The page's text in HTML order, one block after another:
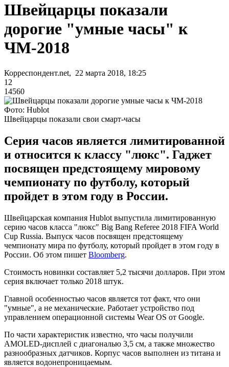
Швейцарцы показали
дорогие "умные часы" к
ЧМ-2018
Корреспондент.net, 22 марта 2018, 18:25
12
14560
Фото: Hublot
Швейцарцы показали свои смарт-часы
Серия часов является лимитированной
и относится к классу "люкс". Гаджет
посвящен предстоящему мировому
чемпионату по футболу, который
пройдет в этом году в России.
Швейцарская компания Hublot выпустила лимитированную
серию часов класса "люкс" Big Bang Referee 2018 FIFA World
Cup Russia. Выпуск часов посвящен предстоящему
чемпионату мира по футболу, который пройдет в этом году в
России. Об этом пишет Bloomberg.
Стоимость новинки составляет 5,2 тысячи долларов. При этом
серия включает только 2018 штук.
Главной особенностью часов является тот факт, что они
"умные", а не механические. Работает устройство под
управлением операционной системы Wear OS от Google.
По части характеристик известно, что часы получили
AMOLED-дисплей с диагональю 3,5 см, а также множество
разнообразных датчиков. Корпус часов выполнен из титана и
является водонепроницаемым.